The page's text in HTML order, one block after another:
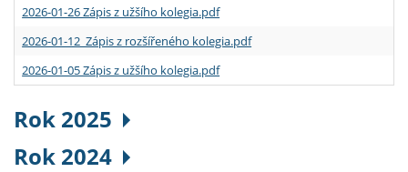
2026-01-26 Zápis z užšího kolegia.pdf
2026-01-12 Zápis z rozšířeného kolegia.pdf
2026-01-05 Zápis z užšího kolegia.pdf
Rok 2025
Rok 2024